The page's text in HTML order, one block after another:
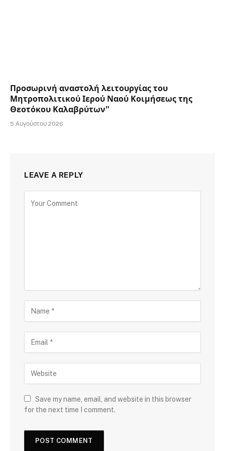
Προσωρινή αναστολή λειτουργίας του
Μητροπολιτικού Ιερού Ναού Κοιμήσεως της
Θεοτόκου Καλαβρύτων”
5 Αυγούστου 2026
LEAVE A REPLY
Save my name, email, and website in this browser
for the next time I comment.